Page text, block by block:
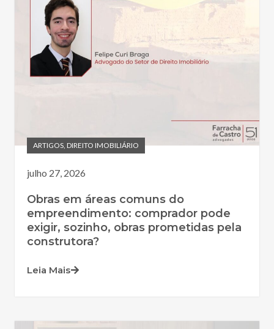
ARTIGOS, DIREITO IMOBILIÁRIO
julho 27, 2026
Obras em áreas comuns do
empreendimento: comprador pode
exigir, sozinho, obras prometidas pela
construtora?
Leia Mais